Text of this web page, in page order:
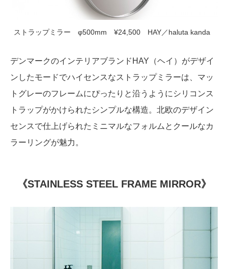
ストラップミラー φ500mm ¥24,500 HAY／haluta kanda
デンマークのインテリアブランドHAY（ヘイ）がデザイ
ンしたモードでハイセンスなストラップミラーは、マッ
トグレーのフレームにぴったりと沿うようにシリコンス
トラップがかけられたシンプルな構造。北欧のデザイン
センスで仕上げられたミニマルなフォルムとクールなカ
ラーリングが魅力。
《STAINLESS STEEL FRAME MIRROR》